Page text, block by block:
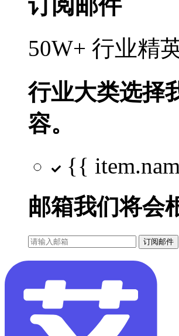
订阅邮件
50W+ 行业精
行业大类选择
容。
{{
邮箱我们将会
订阅邮件